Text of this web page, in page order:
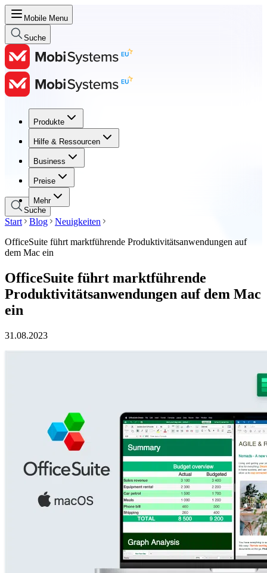
Mobile Menu
Suche
Produkte
Hilfe & Ressourcen
Business
Preise
Mehr
Produkte
Hilfe & Ressourcen
Business
Preise
Suche
Start Blog
Neuigkeiten
OfficeSuite führt marktführende Produktivitätsanwendungen auf
dem Mac ein
OfficeSuite führt marktführende
Produktivitätsanwendungen auf dem Mac
ein
31.08.2023